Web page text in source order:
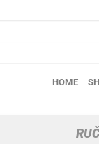
HOME